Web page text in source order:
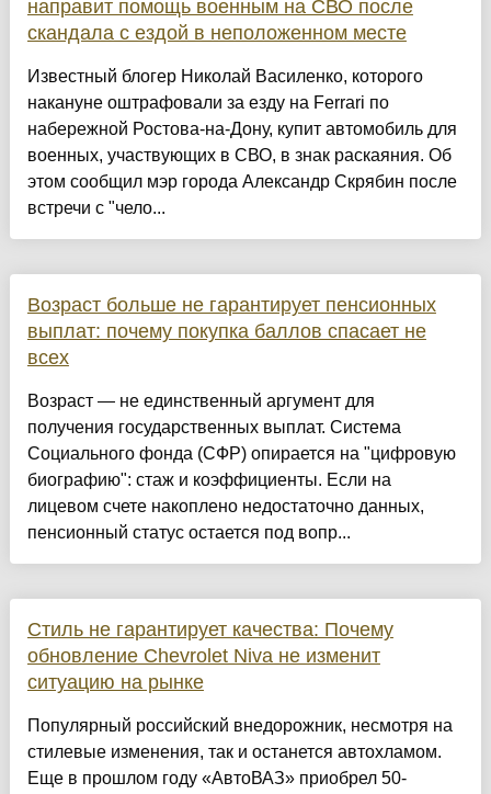
направит помощь военным на СВО после
скандала с ездой в неположенном месте
Известный блогер Николай Василенко, которого
накануне оштрафовали за езду на Ferrari по
набережной Ростова-на-Дону, купит автомобиль для
военных, участвующих в СВО, в знак раскаяния. Об
этом сообщил мэр города Александр Скрябин после
встречи с "чело...
Возраст больше не гарантирует пенсионных
выплат: почему покупка баллов спасает не
всех
Возраст — не единственный аргумент для
получения государственных выплат. Система
Социального фонда (СФР) опирается на "цифровую
биографию": стаж и коэффициенты. Если на
лицевом счете накоплено недостаточно данных,
пенсионный статус остается под вопр...
Стиль не гарантирует качества: Почему
обновление Chevrolet Niva не изменит
ситуацию на рынке
Популярный российский внедорожник, несмотря на
стилевые изменения, так и останется автохламом.
Еще в прошлом году «АвтоВАЗ» приобрел 50-